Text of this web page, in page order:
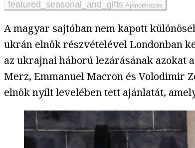
Ajándékozás
A magyar sajtóban nem kapott
ukrán elnök részvételével Londonban
az ukrajnai háború lezárásának
Merz, Emmanuel Macron és Volodimir
elnök nyílt levelében tett ajánlatát,